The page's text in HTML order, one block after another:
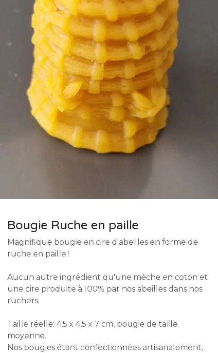
Bougie Ruche en paille
Magnifique bougie en cire d'abeilles en forme de
ruche en paille !
Aucun autre ingrédient qu'une mèche en coton et
une cire produite à 100% par nos abeilles dans nos
ruchers.
Taille réelle: 4,5 x 4,5 x 7 cm, bougie de taille
moyenne.
Nos bougies étant confectionnées artisanalement,